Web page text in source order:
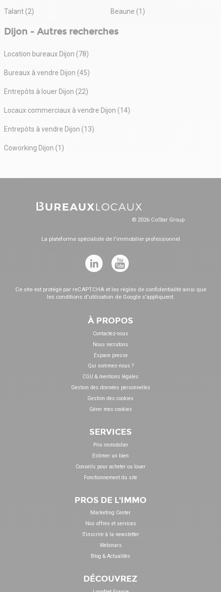
Talant (2) Beaune (1)
Dijon - Autres recherches
Location bureaux Dijon (78)
Bureaux à vendre Dijon (45)
Entrepôts à louer Dijon (22)
Locaux commerciaux à vendre Dijon (14)
Entrepôts à vendre Dijon (13)
Coworking Dijon (1)
© 2026 CoStar Group
La plateforme spécialiste de l'immobilier professionnel
Ce site est protégé par reCAPTCHA et les règles de confidentialitéainsi que
les conditions d'utilisation de Google s'appliquent.
À PROPOS
Contactez-nous
Nous recrutons
Espace presse
Qui sommes-nous ?
CGU & mentions légales
Gestion des données personnelles
Gestion des cookies
Gérer mes cookies
SERVICES
Prix immobilier
Estimer un bien
Conseils pour acheter ou louer
Fonctionnement du site
PROS DE L'IMMO
Marketing Center
Nos offres et services
S'inscrire à la newsletter
Webinars
Blog & Actualités
DÉCOUVREZ